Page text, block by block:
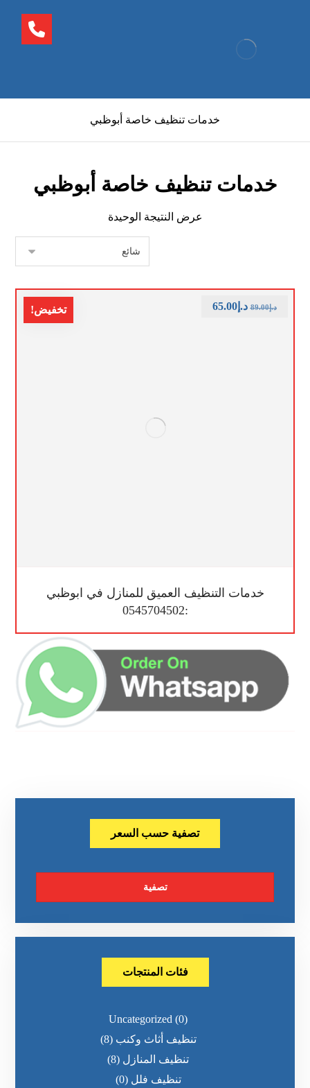
خدمات تنظيف خاصة أبوظبي
خدمات تنظيف خاصة أبوظبي
عرض النتيجة الوحيدة
تخفيض!
خدمات التنظيف العميق للمنازل في ابوظبي
:0545704502
د.إ89.00 د.إ65.00
تصفية حسب السعر
تصفية
فئات المنتجات
Uncategorized (0)
تنظيف أثاث وكنب (8)
تنظيف المنازل (8)
تنظيف فلل (0)